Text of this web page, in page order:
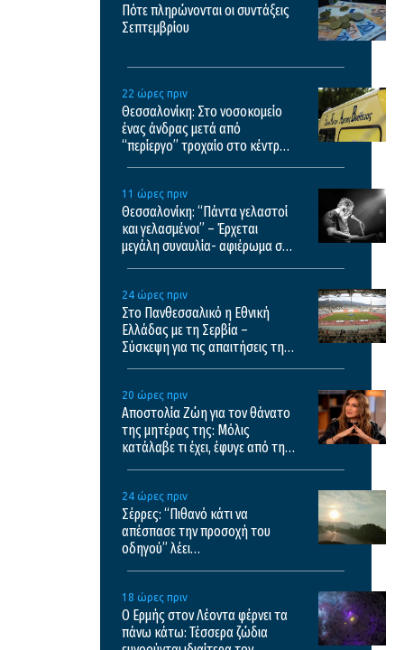
Πότε πληρώνονται οι συντάξεις
Σεπτεμβρίου
22 ώρες πριν
Θεσσαλονίκη: Στο νοσοκομείο
ένας άνδρας μετά από
“περίεργο” τροχαίο στο κέντρο
11 ώρες πριν
Θεσσαλονίκη: “Πάντα γελαστοί
και γελασμένοι” – Έρχεται
μεγάλη συναυλία- αφιέρωμα στο
24 ώρες πριν
Στο Πανθεσσαλικό η Εθνική
Ελλάδας με τη Σερβία –
Σύσκεψη για τις απαιτήσεις της
20 ώρες πριν
Αποστολία Ζώη για τον θάνατο
της μητέρας της: Μόλις
κατάλαβε τι έχει, έφυγε από τη
24 ώρες πριν
Σέρρες: “Πιθανό κάτι να
απέσπασε την προσοχή του
οδηγού” λέει
18 ώρες πριν
Ο Ερμής στον Λέοντα φέρνει τα
πάνω κάτω: Τέσσερα ζώδια